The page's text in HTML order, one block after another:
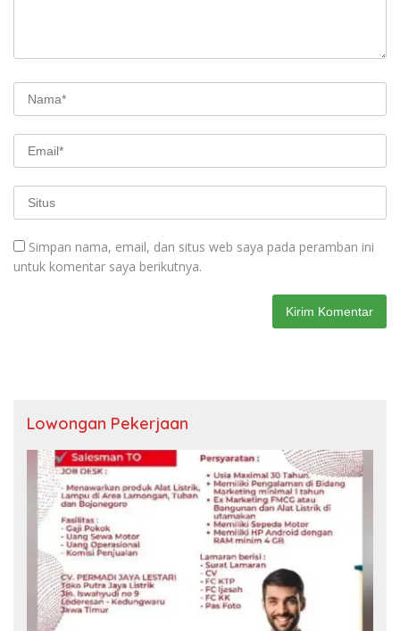
Simpan nama, email, dan situs web saya pada peramban ini
untuk komentar saya berikutnya.
Lowongan Pekerjaan